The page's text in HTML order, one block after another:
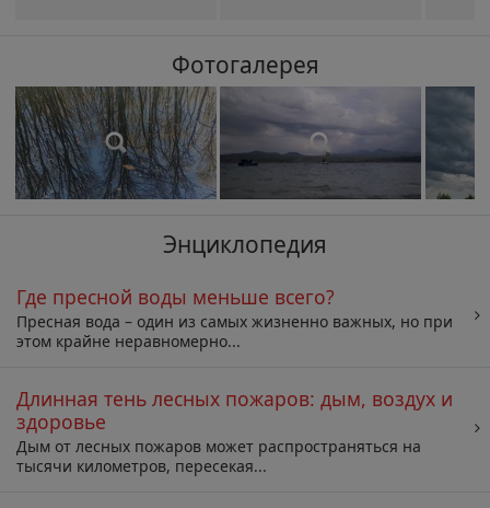
Фотогалерея
Энциклопедия
Где пресной воды меньше всего?
Пресная вода – один из самых жизненно важных, но при
этом крайне неравномерно...
Длинная тень лесных пожаров: дым, воздух и
здоровье
Дым от лесных пожаров может распространяться на
тысячи километров, пересекая...